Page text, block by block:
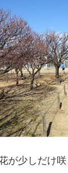
が少しだけ咲